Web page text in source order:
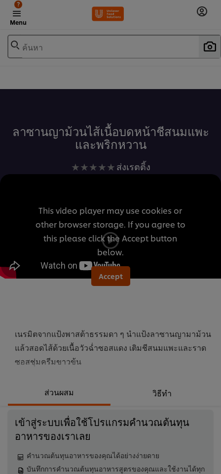
Menu
?
ค้นหา
ลาซานญาม้วนไส้เนื้อบดหน้าชีสนมแพะ
และพริกหวาน
ไม่มี
การ
สำหรับ
recipe
นี้
ส่งเรตติ้ง
This video player may use cookies or
other browser storage. If you agree to
this please click the Accept button
below.
Accept
เนรมิตจากแป้งพาสต้าธรรมดา ๆ นำแป้งลาซานญามาม้วน
แล้วสอดไส้ด้วยเนื้อวัวฉ่ำซอสแดง เติมชีสนมแพะและราด
ซอสชุ่มครีมขาวข้น
ส่วนผสม วิธีทำ
เข้าสู่ระบบเพื่อใช้โปรแกรมคำนวณต้นทุน
อาหารของเราเลย
คำนวณต้นทุนอาหารของคุณได้อย่างง่ายดาย
บันทึกการคำนวณต้นทุนอาหารสูตรของคุณและใช้งานได้ทุก